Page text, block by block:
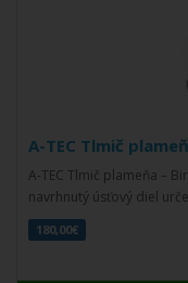
A-TEC Tlmič
A-TEC Tlmič plameňa –
navrhnutý úsťový diel
180,00€